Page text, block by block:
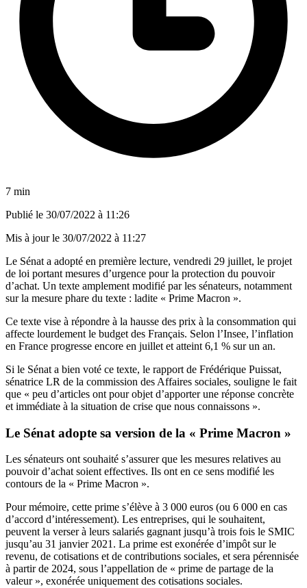
7 min
Publié le 30/07/2022 à 11:26
Mis à jour le 30/07/2022 à 11:27
Le Sénat a adopté en première lecture, vendredi 29 juillet, le projet
de loi portant mesures d’urgence pour la protection du pouvoir
d’achat. Un texte amplement modifié par les sénateurs, notamment
sur la mesure phare du texte : ladite « Prime Macron ».
Ce texte vise à répondre à la hausse des prix à la consommation qui
affecte lourdement le budget des Français. Selon l’Insee, l’inflation
en France progresse encore en juillet et atteint 6,1 % sur un an.
Si le Sénat a bien voté ce texte, le rapport de Frédérique Puissat,
sénatrice LR de la commission des Affaires sociales, souligne le fait
que « peu d’articles ont pour objet d’apporter une réponse concrète
et immédiate à la situation de crise que nous connaissons ».
Le Sénat adopte sa version de la « Prime Macron »
Les sénateurs ont souhaité s’assurer que les mesures relatives au
pouvoir d’achat soient effectives. Ils ont en ce sens modifié les
contours de la « Prime Macron ».
Pour mémoire, cette prime s’élève à 3 000 euros (ou 6 000 en cas
d’accord d’intéressement). Les entreprises, qui le souhaitent,
peuvent la verser à leurs salariés gagnant jusqu’à trois fois le SMIC
jusqu’au 31 janvier 2021. La prime est exonérée d’impôt sur le
revenu, de cotisations et de contributions sociales, et sera pérennisée
à partir de 2024, sous l’appellation de « prime de partage de la
valeur », exonérée uniquement des cotisations sociales.